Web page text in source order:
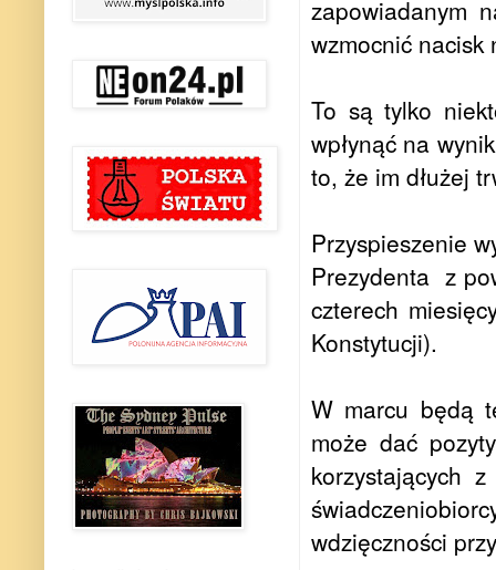
zapowiadanym
wzmocnić nacisk
To są tylko
wpłynąć na
to, że im dłużej
Przyspieszenie
Prezydenta z
czterech
Konstytucji).
W marcu będą
może dać
korzystających
wdzięczności